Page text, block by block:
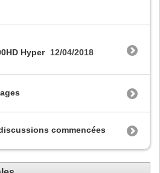
Hyper
12/04/2018
commencées